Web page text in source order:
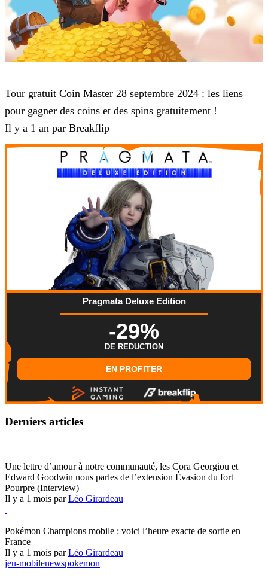
Tour gratuit Coin Master 28 septembre 2024 : les liens
pour gagner des coins et des spins gratuitement !
Il y a 1 an par Breakflip
Pragmata Deluxe Edition
-29%
DE REDUCTION
EN PROFITER
Derniers articles
Une lettre d’amour à notre communauté, les Cora Georgiou et
Edward Goodwin nous parles de l’extension Évasion du fort
Pourpre (Interview)
Il y a 1 mois parLéo Girardeau
Pokémon Champions mobile : voici l’heure exacte de sortie en
France
Il y a 1 mois parLéo Girardeau
jeu-mobilenewspokemon